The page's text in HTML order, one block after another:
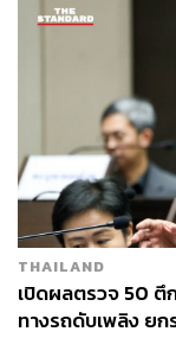
THAILAND
เปิดผลตรวจ 50 ตึ
ทางรถดับเพลิง ย